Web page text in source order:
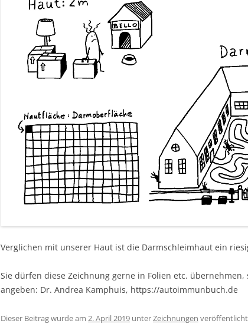
Verglichen mit unserer Haut ist die Darmschleimhaut ein
Sie dürfen diese Zeichnung gerne in Folien etc. übernehmen,
angeben: Dr. Andrea Kamphuis, https://autoimmunbuch.de
Dieser Beitrag wurde am 2. April 2019 unterZeichnungen